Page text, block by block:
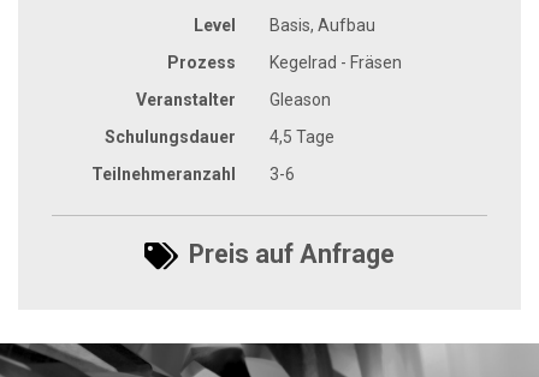
Level
Basis, Aufbau
Prozess
Kegelrad - Fräsen
Veranstalter
Gleason
Schulungsdauer
4,5 Tage
Teilnehmeranzahl
3-6
Preis auf Anfrage